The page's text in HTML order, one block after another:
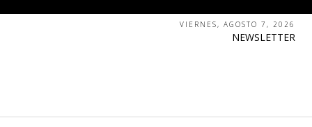
VIERNES, AGOSTO 7, 2026
NEWSLETTER